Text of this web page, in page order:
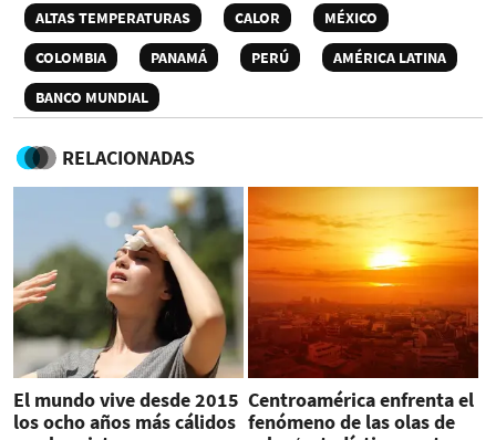
ALTAS TEMPERATURAS
CALOR
MÉXICO
COLOMBIA
PANAMÁ PERÚ
AMÉRICA LATINA
BANCO MUNDIAL
RELACIONADAS
El mundo vive desde 2015
los ocho años más cálidos
Centroamérica enfrenta el
fenómeno de las olas de